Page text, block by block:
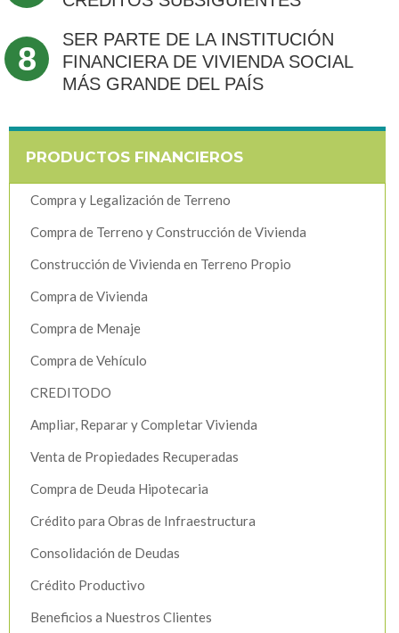
8
SER PARTE DE LA INSTITUCIÓN
FINANCIERA DE VIVIENDA SOCIAL
MÁS GRANDE DEL PAÍS
PRODUCTOS FINANCIEROS
Compra y Legalización de Terreno
Compra de Terreno y Construcción de Vivienda
Construcción de Vivienda en Terreno Propio
Compra de Vivienda
Compra de Menaje
Compra de Vehículo
CREDITODO
Ampliar, Reparar y Completar Vivienda
Venta de Propiedades Recuperadas
Compra de Deuda Hipotecaria
Crédito para Obras de Infraestructura
Consolidación de Deudas
Crédito Productivo
Beneficios a Nuestros Clientes